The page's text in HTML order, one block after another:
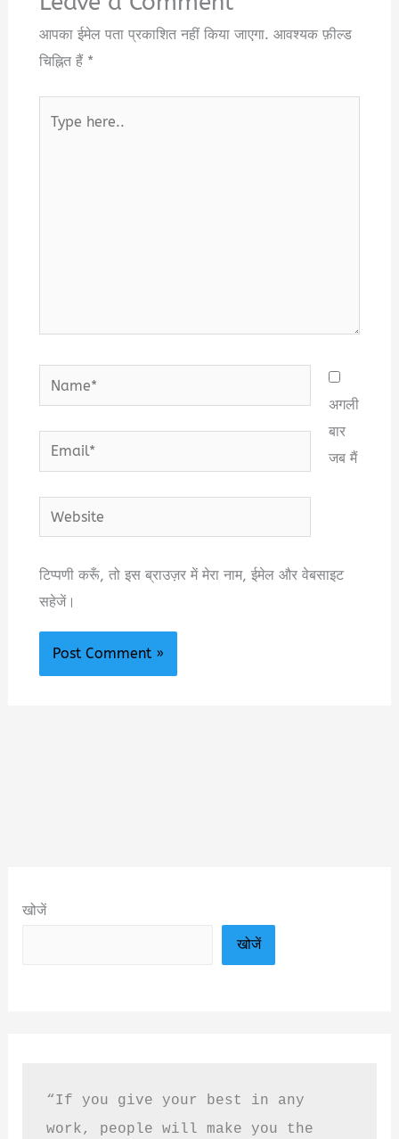
आपका ईमेल पता प्रकाशित नहीं किया जाएगा. आवश्यक फ़ील्ड
चिह्नित हैं *
here..
Name*
Email*
Website
अगली
बार
जब मैं
टिप्पणी करूँ, तो इस ब्राउज़र में मेरा नाम, ईमेल और वेबसाइट
सहेजें।
खोजें
खोजें
“If you give your best in any
work, people will make you the